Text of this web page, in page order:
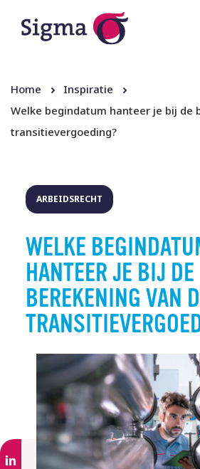
Home
Inspiratie
Welke begindatum hanteer je bij de
transitievergoeding?
ARBEIDSRECHT
WELKE
HANTEER JE BIJ DE
BEREKENING VAN